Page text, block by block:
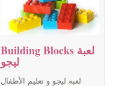
Building Blocks لعبة
ليجو
لعبه ليجو و تعليم الأطفال